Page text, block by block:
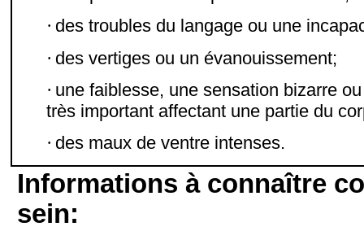
· des troubles du langage ou une
· des vertiges ou un évanouissement;
· une faiblesse, une sensation bizarre
très important affectant une partie du
· des maux de ventre intenses.
Informations à connaître
sein: